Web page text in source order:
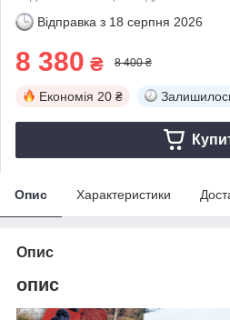
Відправка з 18 серпня 2026
8 380 ₴ 8 400 ₴
Економія 20 ₴
Опис Характеристики
Опис
опис